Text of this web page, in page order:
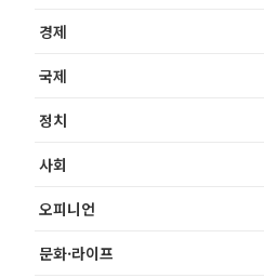
경제
국제
정치
사회
오피니언
문화·라이프